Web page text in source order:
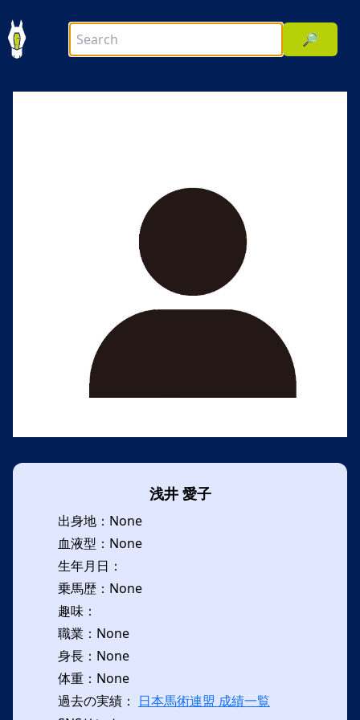
🔎
浅井 愛子
出身地：None
血液型：None
生年月日：
乗馬歴：None
趣味：
職業：None
身長：None
体重：None
過去の実績： 日本馬術連盟 成績一覧